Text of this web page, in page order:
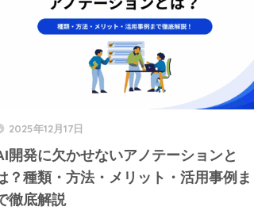
2025年12月17日
開発に欠かせないアノテーションと
？種類・方法・メリット・活用事例ま
徹底解説